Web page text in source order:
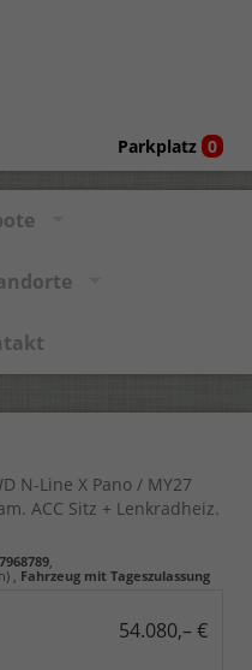
Parkplatz 0
N-Line X Pano / MY27
ACC Sitz + Lenkradheiz.
7968789
Fahrzeug mit Tageszulassung
54.080,– €